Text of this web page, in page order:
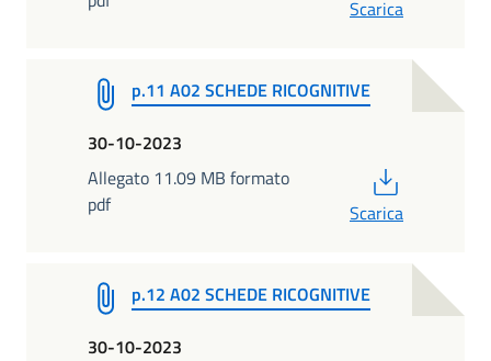
Scarica
p.11 A02 SCHEDE RICOGNITIVE
30-10-2023
Allegato 11.09 MB formato
pdf
Scarica
p.12 A02 SCHEDE RICOGNITIVE
30-10-2023